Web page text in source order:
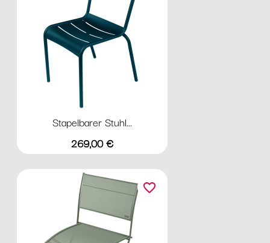
Stapelbarer Stuhl...
Preis
269,00 €
favorite_border